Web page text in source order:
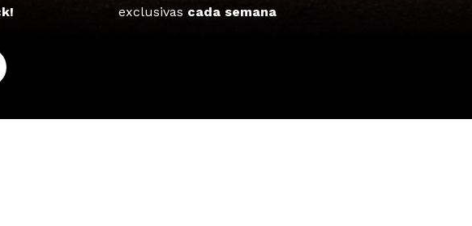
exclusivas cada semana